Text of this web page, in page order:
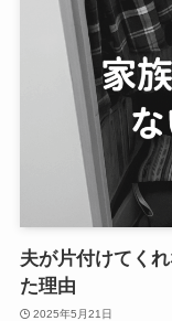
夫が片付けてく
た理由
2025年5月21日